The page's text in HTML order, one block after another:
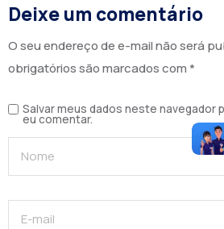
Deixe um comentário
O seu endereço de e-mail não será
obrigatórios são marcados com *
Salvar meus dados neste navegador
eu comentar.